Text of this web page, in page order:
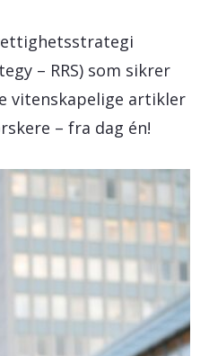
– RRS) som sikrer
vitenskapelige artikler
– fra dag én!